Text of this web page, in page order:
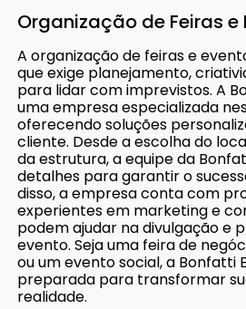
Organização de Feiras e
A organização de feiras e
que exige planejamento,
para lidar com imprevistos. A
uma empresa especializada
oferecendo soluções
cliente. Desde a escolha do
da estrutura, a equipe da
detalhes para garantir o
disso, a empresa conta com
experientes em marketing e
podem ajudar na divulgação e
evento. Seja uma feira de
ou um evento social, a Bonfatti
preparada para transformar
realidade.